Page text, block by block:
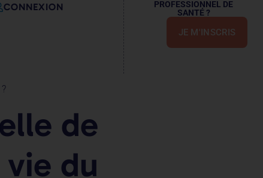
CONNEXION
PROFESSIONNEL DE
SANTÉ ?
JE M'INSCRIS
de
du